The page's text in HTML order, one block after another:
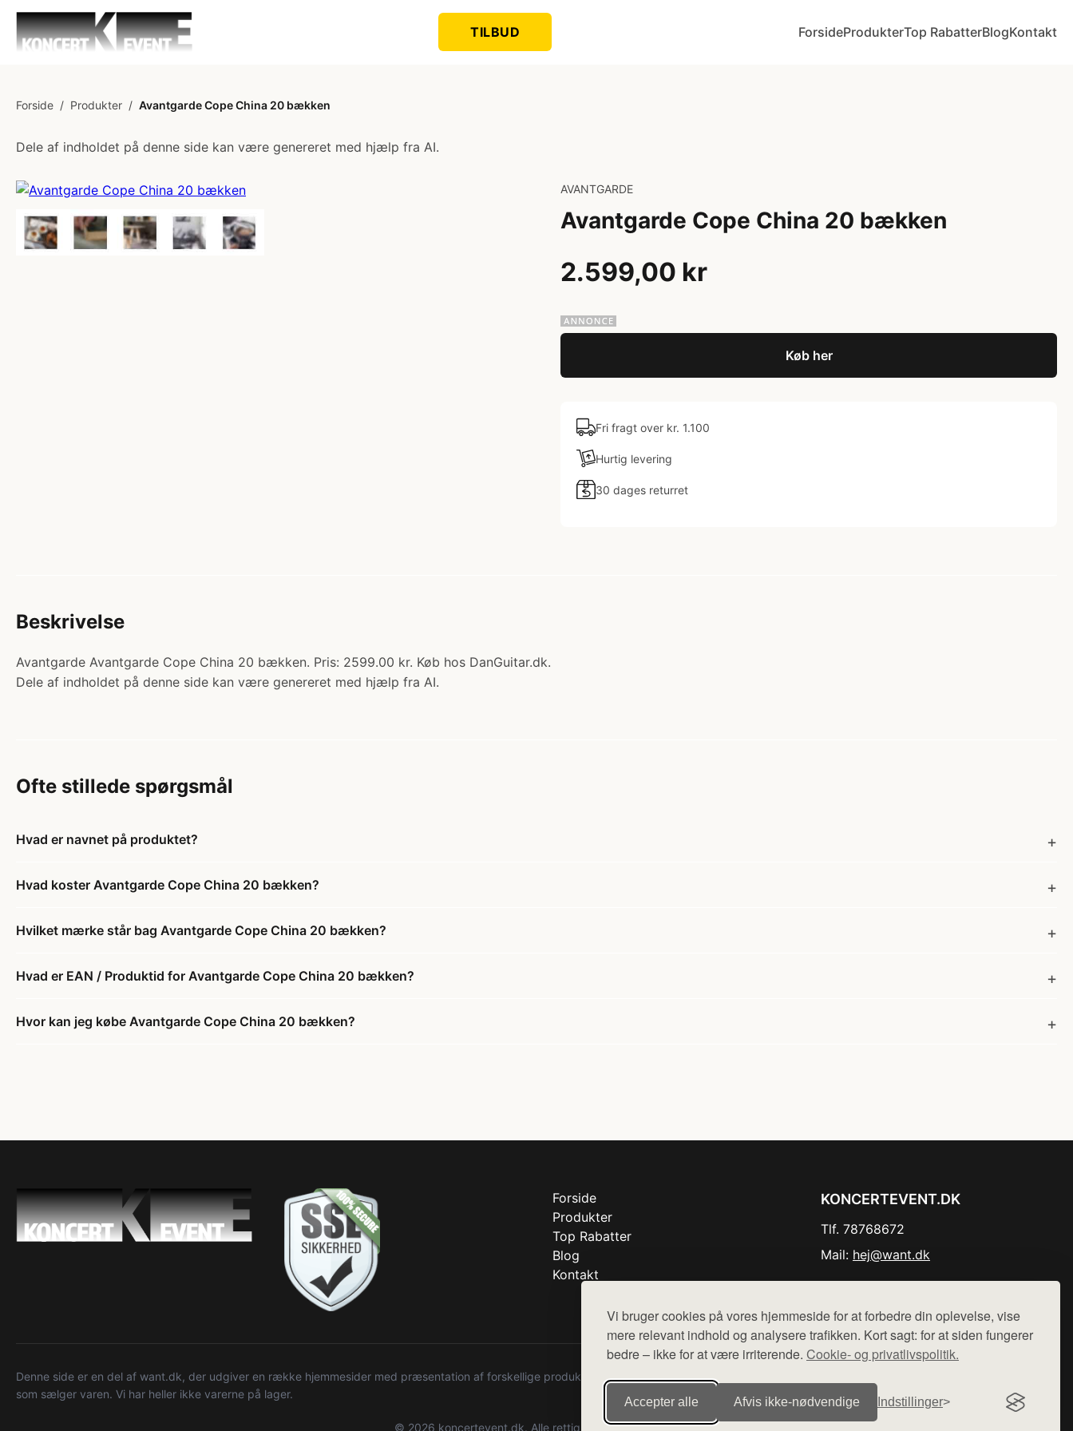
Vi bruger cookies på vores hjemmeside for at forbedre din oplevelse, vise
mere relevant indhold og analysere trafikken. Kort sagt: for at siden fungerer
bedre – ikke for at være irriterende. Cookie- og privatlivspolitik.
Accepter alle Afvis ikke‑nødvendige Indstillinger
TILBUD ForsideProdukterTop RabatterBlogKontakt
Forside / Produkter / Avantgarde Cope China 20 bækken
Dele af indholdet på denne side kan være genereret med hjælp fra AI.
AVANTGARDE
Avantgarde Cope China 20 bækken
2.599,00 kr
Køb her
Fri fragt over kr. 1.100
Hurtig levering
30 dages returret
Beskrivelse
Avantgarde Avantgarde Cope China 20 bækken. Pris: 2599.00 kr. Køb hos DanGuitar.dk.
Dele af indholdet på denne side kan være genereret med hjælp fra AI.
Ofte stillede spørgsmål
Hvad er navnet på produktet?
Hvad koster Avantgarde Cope China 20 bækken?
Hvilket mærke står bag Avantgarde Cope China 20 bækken?
Hvad er EAN / Produktid for Avantgarde Cope China 20 bækken?
Hvor kan jeg købe Avantgarde Cope China 20 bækken?
Forside
Produkter
Top Rabatter
Blog
Kontakt
KONCERTEVENT.DK
Tlf. 78768672
Mail: hej@want.dk
Denne side er en del af want.dk, der udgiver en række hjemmesider med præsentation af forskellige produkter fra diverse webshops. Der sælges ikke varer fra denne side - vi henviser til de shops,
som sælger varen. Vi har heller ikke varerne på lager.
© 2026 koncertevent.dk. Alle rettigheder forbeholdes.